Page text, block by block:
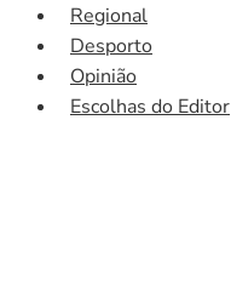
Regional
Desporto
Opinião
Escolhas do Editor